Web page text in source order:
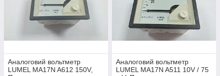
Аналоговий вольтметр
LUMEL MA17N A612 150V,
Аналоговий вольтметр
LUMEL MA17N A511 10V / 75